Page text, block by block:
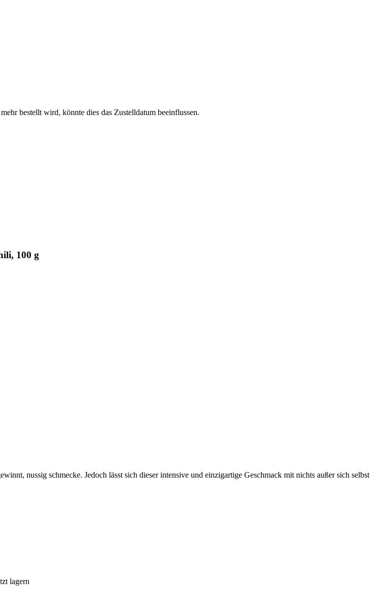
bestellt wird, könnte dies das Zustelldatum beeinflussen.
100 g
nussig schmecke. Jedoch lässt sich dieser intensive und einzigartige Geschmack mit nichts außer sich selbst
lagern